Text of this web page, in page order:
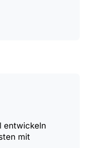
entwickeln
mit